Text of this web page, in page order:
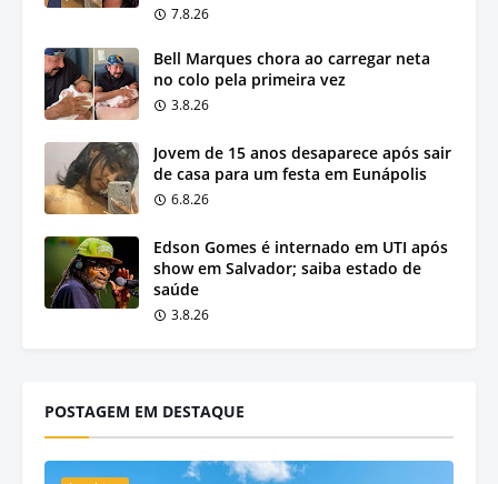
7.8.26
Bell Marques chora ao carregar neta
no colo pela primeira vez
3.8.26
Jovem de 15 anos desaparece após sair
de casa para um festa em Eunápolis
6.8.26
Edson Gomes é internado em UTI após
show em Salvador; saiba estado de
saúde
3.8.26
POSTAGEM EM DESTAQUE